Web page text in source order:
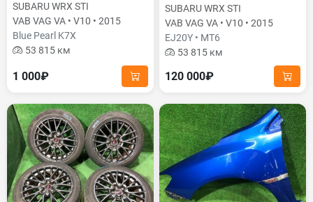
SUBARU WRX STI
VAB VAG VA • V10 • 2015
Blue Pearl K7X
53 815 км
1 000₽
SUBARU WRX STI
VAB VAG VA • V10 • 2015
EJ20Y • MT6
53 815 км
120 000₽